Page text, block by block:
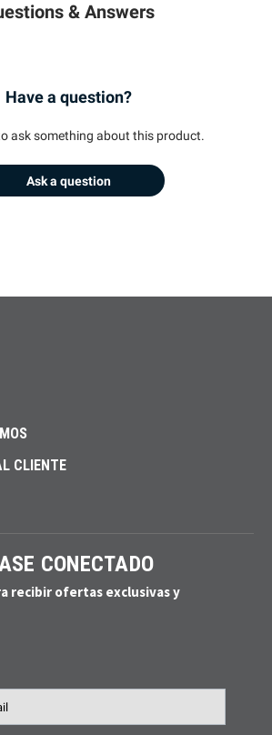
& Answers
Have a question?
ask something about this product.
Ask a question
CLIENTE
CONECTADO
recibir ofertas exclusivas y